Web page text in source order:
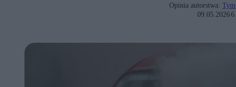
Opinia autorstwa:
09.05.20266